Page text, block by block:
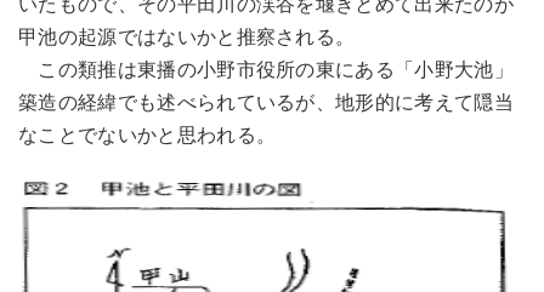
甲池の起源ではないかと推察される。
この類推は東播の小野市役所の東にある「小野大池」
築造の経緯でも述べられているが、地形的に考えて隠当
なことでないかと思われる。